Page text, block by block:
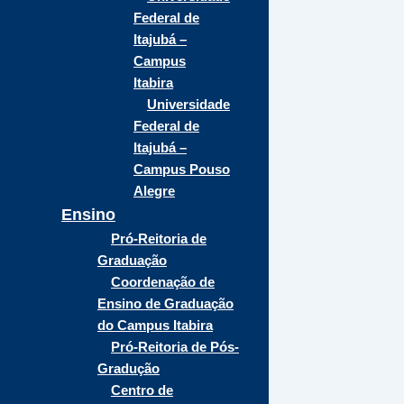
Federal de
Itajubá –
Campus
Itabira
Universidade
Federal de
Itajubá –
Campus Pouso
Alegre
Ensino
Pró-Reitoria de
Graduação
Coordenação de
Ensino de Graduação
do Campus Itabira
Pró-Reitoria de Pós-
Gradução
Centro de